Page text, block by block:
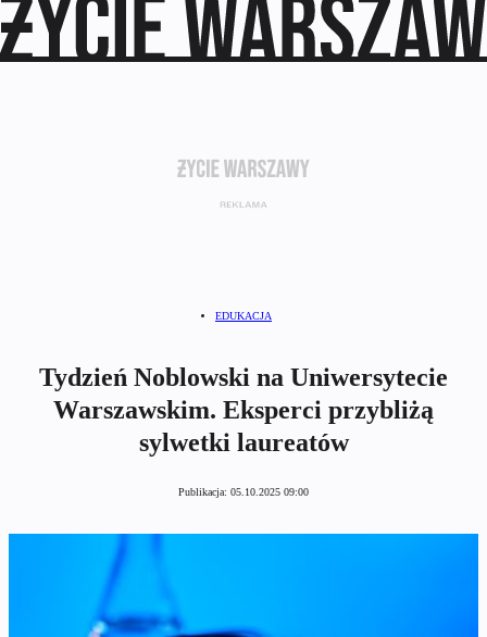
EDUKACJA
Tydzień Noblowski na Uniwersytecie
Warszawskim. Eksperci przybliżą
sylwetki laureatów
Publikacja: 05.10.2025 09:00